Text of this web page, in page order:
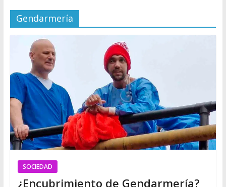
Gendarmería
SOCIEDAD
¿Encubrimiento de Gendarmería?